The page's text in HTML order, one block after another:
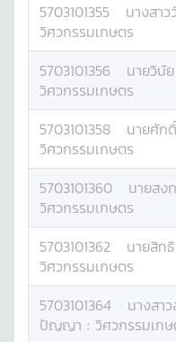
5703101355 นางสาว
วิศวกรรมเกษตร
5703101356 นายวินัย
วิศวกรรมเกษตร
5703101358 นายศัก
วิศวกรรมเกษตร
5703101360 นายสง
วิศวกรรมเกษตร
5703101362 นายสิท
วิศวกรรมเกษตร
5703101364 นางสาว
ปัญญา : วิศวกรรมเก